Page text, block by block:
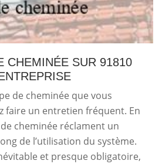
CHEMINÉE SUR 91810
de cheminée que vous
faire un entretien fréquent. En
cheminée réclament un
de l’utilisation du système.
et presque obligatoire,